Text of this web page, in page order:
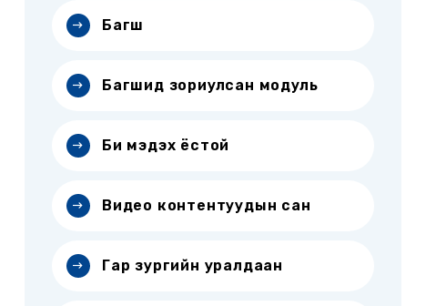
Багш
Багшид зориулсан модуль
Би мэдэх ёстой
Видео контентуудын сан
Гар зургийн уралдаан